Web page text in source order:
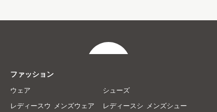
ファッション
ウェア
レディースウ
メンズウェア
シューズ
レディースシ
メンズシュー